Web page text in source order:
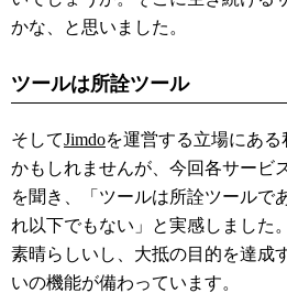
かな、と思いました。
ツールは所詮ツール
そしてJimdoを運営する立場にあ
かもしれませんが、今回各サービ
を聞き、「ツールは所詮ツールで
れ以下でもない」と実感しました
素晴らしいし、大抵の目的を達成
いの機能が備わっています。